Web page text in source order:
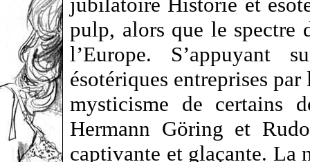
pulp, alors que le spectre
l’Europe. S’appuyant
ésotériques entreprises
mysticisme de certains
Hermann Göring et
captivante et glaçante. La